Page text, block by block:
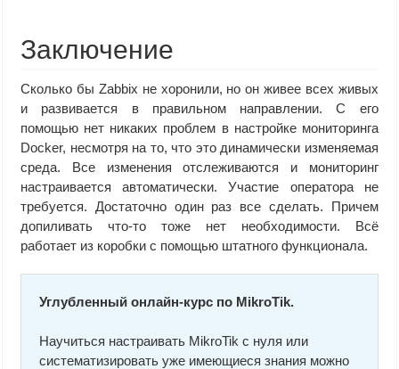
Заключение
Сколько бы Zabbix не хоронили, но он живее всех живых
и развивается в правильном направлении. С его
помощью нет никаких проблем в настройке мониторинга
Docker, несмотря на то, что это динамически изменяемая
среда. Все изменения отслеживаются и мониторинг
настраивается автоматически. Участие оператора не
требуется. Достаточно один раз все сделать. Причем
допиливать что-то тоже нет необходимости. Всё
работает из коробки с помощью штатного функционала.
Углубленный онлайн-курс по MikroTik.
Научиться настраивать MikroTik с нуля или
систематизировать уже имеющиеся знания можно